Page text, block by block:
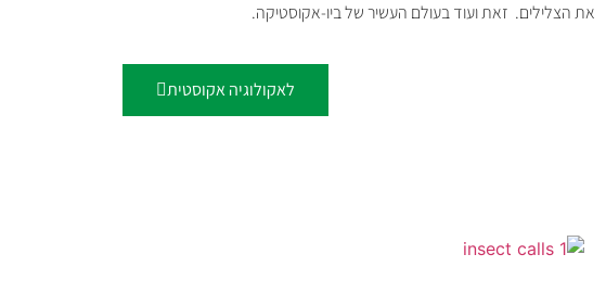
את הצלילים. זאת ועוד בעולם העשיר של ביו-אקוסטיקה.
לאקולוגיה אקוסטית